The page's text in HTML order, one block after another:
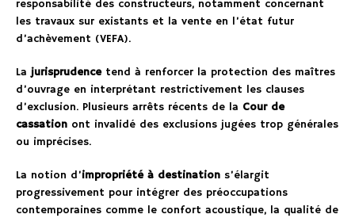
responsabilité des constructeurs, notamment concernant
les travaux sur existants et la vente en l’état futur
d’achèvement (VEFA).
Lajurisprudencetend à renforcer la protection des maîtres
d’ouvrage en interprétant restrictivement les clauses
d’exclusion. Plusieurs arrêts récents de la Cour de
cassation ont invalidé des exclusions jugées trop générales
ou imprécises.
La notion d’impropriété à destination s’élargit
progressivement pour intégrer des préoccupations
contemporaines comme le confort acoustique, la qualité de